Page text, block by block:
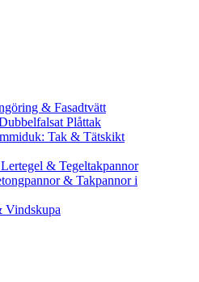
& Fasadtvätt
Plåttak
Tak & Tätskikt
& Tegeltakpannor
& Takpannor i
Vindskupa